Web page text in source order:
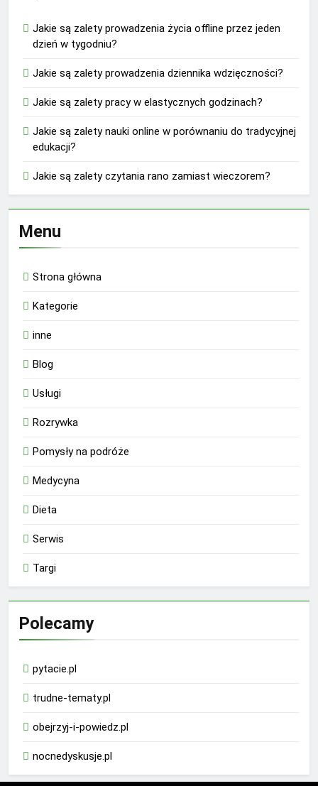
Jakie są zalety prowadzenia życia offline przez jeden
dzień w tygodniu?
Jakie są zalety prowadzenia dziennika wdzięczności?
Jakie są zalety pracy w elastycznych godzinach?
Jakie są zalety nauki online w porównaniu do tradycyjnej
edukacji?
Jakie są zalety czytania rano zamiast wieczorem?
Menu
Strona główna
Kategorie
inne
Blog
Usługi
Rozrywka
Pomysły na podróże
Medycyna
Dieta
Serwis
Targi
Polecamy
pytacie.pl
trudne-tematy.pl
obejrzyj-i-powiedz.pl
nocnedyskusje.pl